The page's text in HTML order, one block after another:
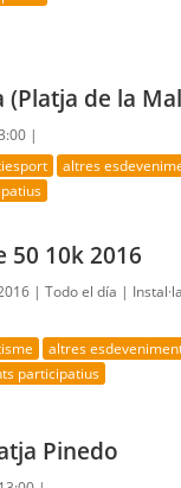
de la
|
altres
50 10k 2016
|Todo el día |
altres
participatius
Pinedo